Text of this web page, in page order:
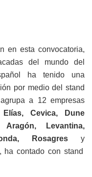
en esta convocatoria,
del mundo del
ha tenido una
por medio del stand
a 12 empresas
Elías, Cevica, Dune
Levantina,
Rosagres y
ha contado con stand